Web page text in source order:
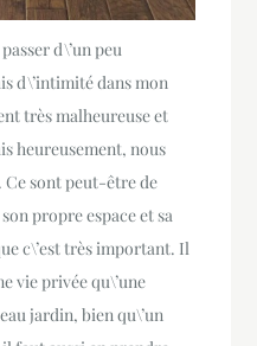
d\’un peu
d\’intimité dans mon
très malheureuse et
heureusement, nous
Ce sont peut-être de
propre espace et sa
c\’est très important. Il
vie privée qu\’une
jardin, bien qu\’un